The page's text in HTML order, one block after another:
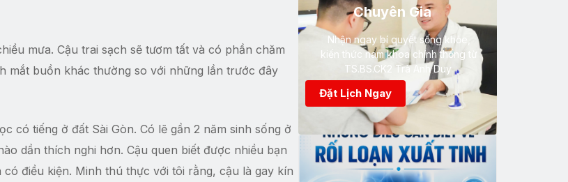
mưa. Cậu trai sạch sẽ tươm tất và có phần chăm
mắt buồn khác thường so với những lần trước đây
có tiếng ở đất Sài Gòn. Có lẽ gần 2 năm sinh sống ở
dần thích nghi hơn. Cậu quen biết được nhiều bạn
điều kiện. Minh thú thực với tôi rằng, cậu là gay kín
Chuyên Gia
Nhận ngay bí quyết sống khỏe,
kiến thức nam khoa chính thống từ
TS.BS.CK2 Trà Anh Duy
Đặt Lịch Ngay